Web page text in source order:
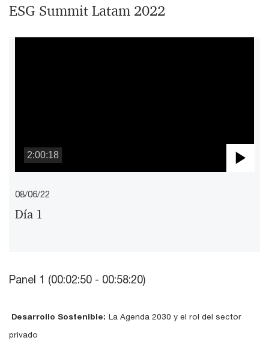
ESG Summit Latam 2022
2:00:18
08/06/22
Día 1
Panel 1 (00:02:50 - 00:58:20)
Desarrollo Sostenible: La Agenda 2030 y el rol del sector
privado